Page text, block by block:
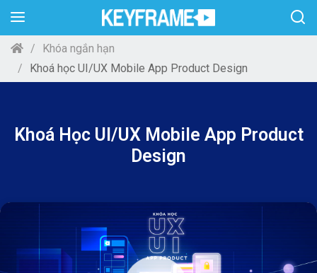
Khóa ngắn hạn
Khoá học UI/UX Mobile App Product Design
Khoá Học UI/UX Mobile App Product
Design